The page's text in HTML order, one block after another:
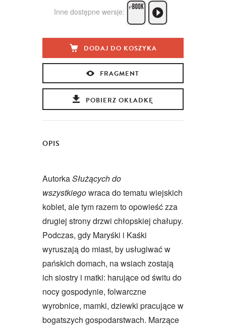
Inne dostępne wersje:
DODAJ DO KOSZYKA
FRAGMENT
POBIERZ OKŁADKĘ
OPIS
AutorkaSłużących do
wszystkiegowraca do tematu wiejskich
kobiet, ale tym razem to opowieść zza
drugiej strony drzwi chłopskiej chałupy.
Podczas, gdy Maryśki i Kaśki
wyruszają do miast, by usługiwać w
pańskich domach, na wsiach zostają
ich siostry i matki: harujące od świtu do
nocy gospodynie, folwarczne
wyrobnice, mamki, dziewki pracujące w
bogatszych gospodarstwach. Marzące